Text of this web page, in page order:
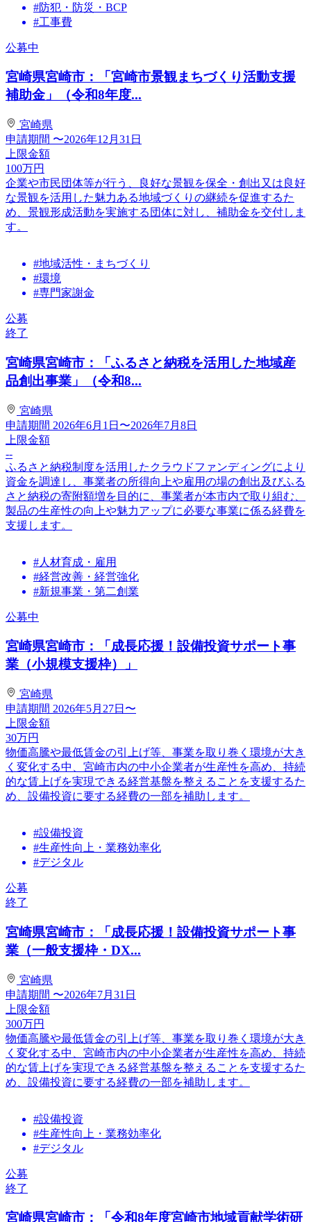
#防犯・防災・BCP
#工事費
公募中
宮崎県宮崎市：「宮崎市景観まちづくり活動支援
補助金」（令和8年度...
宮崎県
申請期間 〜2026年12月31日
上限金額
100万円
企業や市民団体等が行う、良好な景観を保全・創出又は良好
な景観を活用した魅力ある地域づくりの継続を促進するた
め、景観形成活動を実施する団体に対し、補助金を交付しま
す。
#地域活性・まちづくり
#環境
#専門家謝金
公募
終了
宮崎県宮崎市：「ふるさと納税を活用した地域産
品創出事業」（令和8...
宮崎県
申請期間 2026年6月1日〜2026年7月8日
上限金額
--
ふるさと納税制度を活用したクラウドファンディングにより
資金を調達し、事業者の所得向上や雇用の場の創出及びふる
さと納税の寄附額増を目的に、事業者が本市内で取り組む、
製品の生産性の向上や魅力アップに必要な事業に係る経費を
支援します。
#人材育成・雇用
#経営改善・経営強化
#新規事業・第二創業
公募中
宮崎県宮崎市：「成長応援！設備投資サポート事
業（小規模支援枠）」
宮崎県
申請期間 2026年5月27日〜
上限金額
30万円
物価高騰や最低賃金の引上げ等、事業を取り巻く環境が大き
く変化する中、宮崎市内の中小企業者が生産性を高め、持続
的な賃上げを実現できる経営基盤を整えることを支援するた
め、設備投資に要する経費の一部を補助します。
#設備投資
#生産性向上・業務効率化
#デジタル
公募
終了
宮崎県宮崎市：「成長応援！設備投資サポート事
業（一般支援枠・DX...
宮崎県
申請期間 〜2026年7月31日
上限金額
300万円
物価高騰や最低賃金の引上げ等、事業を取り巻く環境が大き
く変化する中、宮崎市内の中小企業者が生産性を高め、持続
的な賃上げを実現できる経営基盤を整えることを支援するた
め、設備投資に要する経費の一部を補助します。
#設備投資
#生産性向上・業務効率化
#デジタル
公募
終了
宮崎県宮崎市：「令和8年度宮崎市地域貢献学術研